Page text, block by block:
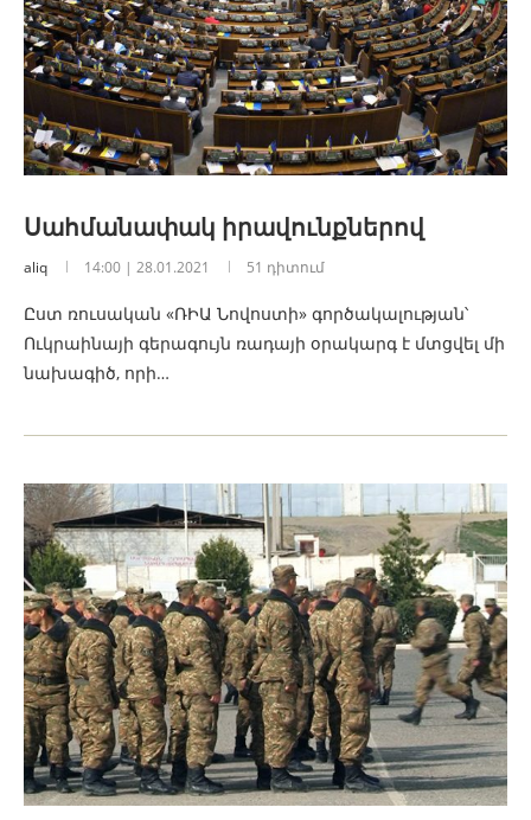
Սահմանափակ իրավունքներով
aliq 14:00 | 28.01.2021 51 դիտում
Ըստ ռուսական «ՌԻԱ Նովոստի» գործակալության՝
Ուկրաինայի գերագույն ռադայի օրակարգ է մտցվել մի
նախագիծ, որի…